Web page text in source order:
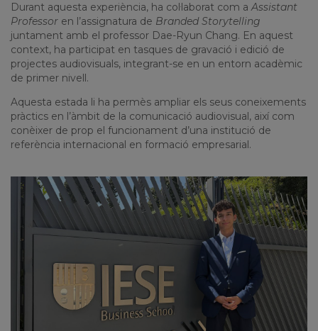
Durant aquesta experiència, ha col·laborat com aAssistant
Professor en l’assignatura de Branded Storytelling
juntament amb el professor Dae-Ryun Chang. En aquest
context, ha participat en tasques de gravació i edició de
projectes audiovisuals, integrant-se en un entorn acadèmic
de primer nivell.
Aquesta estada li ha permès ampliar els seus coneixements
pràctics en l’àmbit de la comunicació audiovisual, així com
conèixer de prop el funcionament d’una institució de
referència internacional en formació empresarial.